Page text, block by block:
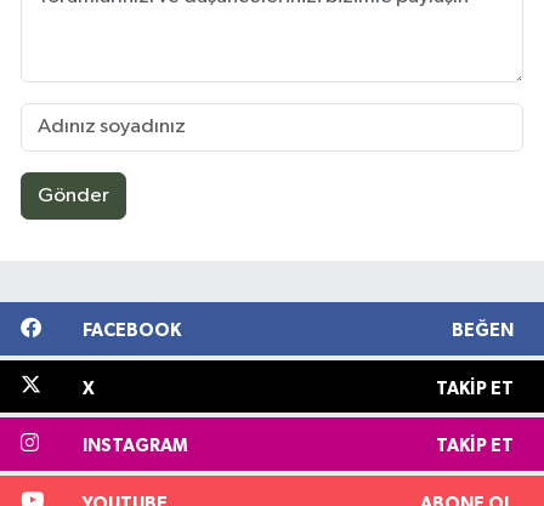
Gönder
FACEBOOK BEĞEN
X TAKIP ET
INSTAGRAM TAKIP ET